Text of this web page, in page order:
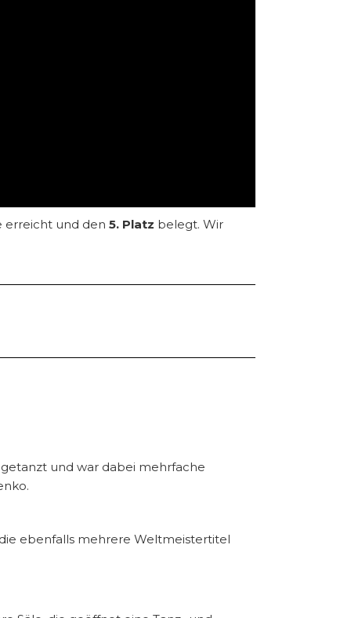
erreicht und den 5. Platz belegt. Wir
und war dabei mehrfache
ebenfalls mehrere Weltmeistertitel